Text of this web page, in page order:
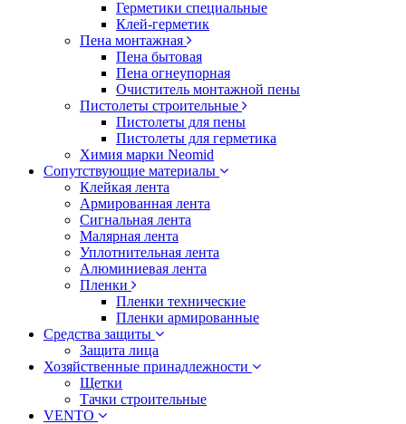
Герметики специальные
Клей-герметик
Пена монтажная
Пена бытовая
Пена огнеупорная
Очиститель монтажной пены
Пистолеты строительные
Пистолеты для пены
Пистолеты для герметика
Химия марки Neomid
Сопутствующие материалы
Клейкая лента
Армированная лента
Сигнальная лента
Малярная лента
Уплотнительная лента
Алюминиевая лента
Пленки
Пленки технические
Пленки армированные
Средства защиты
Защита лица
Хозяйственные принадлежности
Щетки
Тачки строительные
VENTO